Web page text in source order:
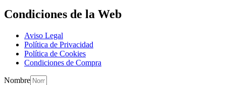
Condiciones de la Web
Aviso Legal
Política de Privacidad
Política de Cookies
Condiciones de Compra
Nombre